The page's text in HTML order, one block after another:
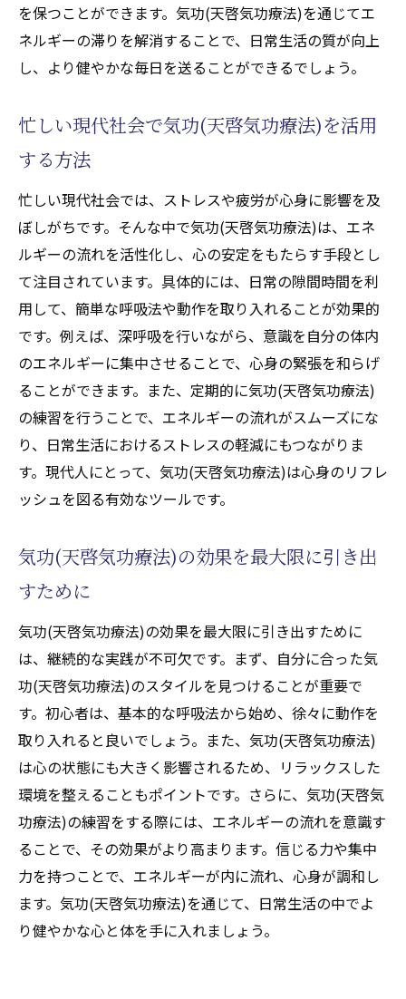
を保つことができます。気功(天啓気功療法)を通じてエ
ネルギーの滞りを解消することで、日常生活の質が向上
し、より健やかな毎日を送ることができるでしょう。
忙しい現代社会で気功(天啓気功療法)を活用
する方法
忙しい現代社会では、ストレスや疲労が心身に影響を及
ぼしがちです。そんな中で気功(天啓気功療法)は、エネ
ルギーの流れを活性化し、心の安定をもたらす手段とし
て注目されています。具体的には、日常の隙間時間を利
用して、簡単な呼吸法や動作を取り入れることが効果的
です。例えば、深呼吸を行いながら、意識を自分の体内
のエネルギーに集中させることで、心身の緊張を和らげ
ることができます。また、定期的に気功(天啓気功療法)
の練習を行うことで、エネルギーの流れがスムーズにな
り、日常生活におけるストレスの軽減にもつながりま
す。現代人にとって、気功(天啓気功療法)は心身のリフレ
ッシュを図る有効なツールです。
気功(天啓気功療法)の効果を最大限に引き出
すために
気功(天啓気功療法)の効果を最大限に引き出すために
は、継続的な実践が不可欠です。まず、自分に合った気
功(天啓気功療法)のスタイルを見つけることが重要で
す。初心者は、基本的な呼吸法から始め、徐々に動作を
取り入れると良いでしょう。また、気功(天啓気功療法)
は心の状態にも大きく影響されるため、リラックスした
環境を整えることもポイントです。さらに、気功(天啓気
功療法)の練習をする際には、エネルギーの流れを意識す
ることで、その効果がより高まります。信じる力や集中
力を持つことで、エネルギーが内に流れ、心身が調和し
ます。気功(天啓気功療法)を通じて、日常生活の中でよ
り健やかな心と体を手に入れましょう。